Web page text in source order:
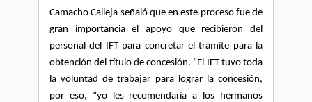
Camacho Calleja señaló que en este proceso fue de
gran importancia el apoyo que recibieron del
personal del IFT para concretar el trámite para la
obtención del título de concesión. “El IFT tuvo toda
la voluntad de trabajar para lograr la concesión,
por eso, “yo les recomendaría a los hermanos